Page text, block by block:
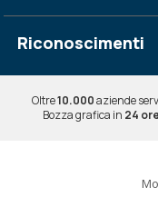
Riconoscimenti
Oltre10.000aziende
Bozza grafica in 24